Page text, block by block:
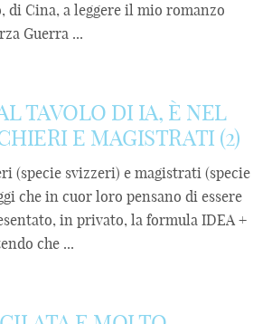
di Cina, a leggere il mio romanzo
Guerra ...
TAVOLO DI IA, È NEL
E MAGISTRATI (2)
(specie svizzeri) e magistrati (specie
che in cuor loro pensano di essere
in privato, la formula IDEA +
che ...